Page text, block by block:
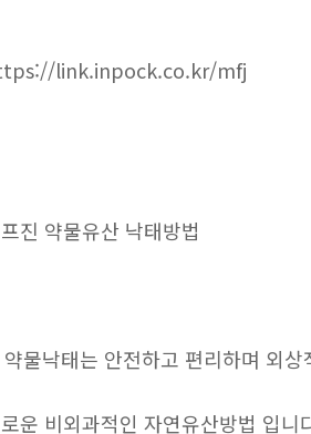
link.inpock.co.kr/mfj
진 약물유산 낙태방법
약물낙태는 안전하고 편리하며 외상
운 비외과적인 자연유산방법 입니